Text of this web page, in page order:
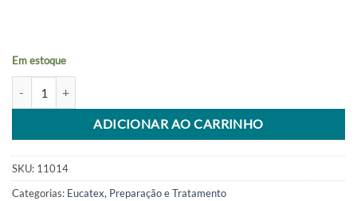
Em estoque
ADICIONAR AO CARRINHO
Alternative:
SKU: 11014
Categorias: Eucatex, Preparação e Tratamento